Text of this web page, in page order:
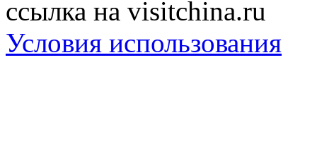
ссылка на visitchina.ru
Условия использования